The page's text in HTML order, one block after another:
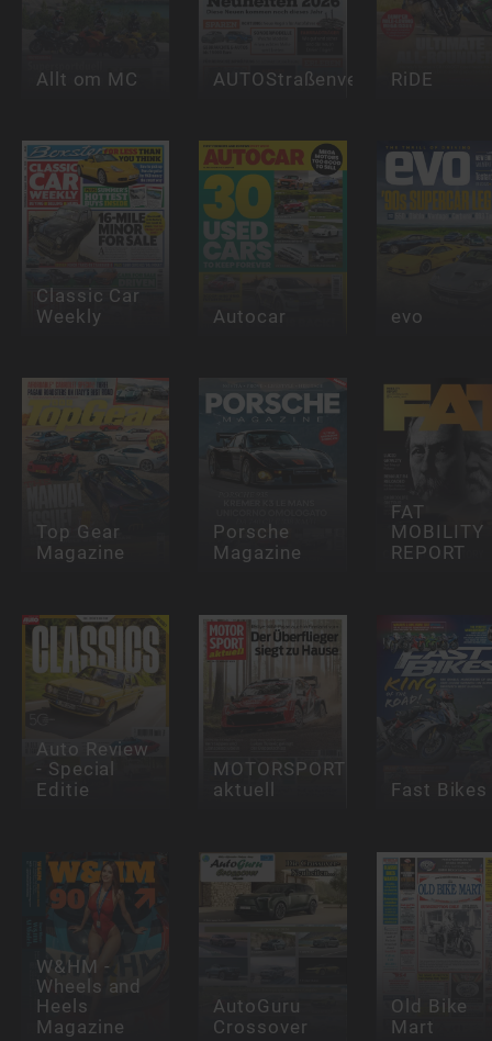
Allt om MC AUTOStraßenverkehrRiDE
Classic Car
Weekly
Autocar evo
Top Gear
Magazine
Porsche
Magazine
FAT
MOBILITY
REPORT
Auto Review
- Special
Editie
MOTORSPORT
aktuell
Fast Bikes
W&HM -
Wheels and
Heels
Magazine
AutoGuru
Crossover
Old Bike
Mart